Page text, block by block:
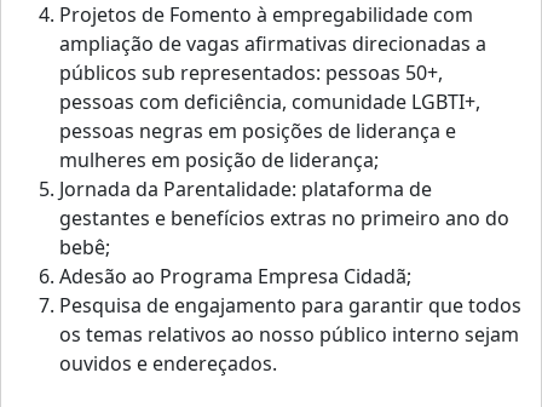
Projetos de Fomento à empregabilidade com
ampliação de vagas afirmativas direcionadas a
públicos sub representados: pessoas 50+,
pessoas com deficiência, comunidade LGBTI+,
pessoas negras em posições de liderança e
mulheres em posição de liderança;
Jornada da Parentalidade: plataforma de
gestantes e benefícios extras no primeiro ano do
bebê;
Adesão ao Programa Empresa Cidadã;
Pesquisa de engajamento para garantir que todos
os temas relativos ao nosso público interno sejam
ouvidos e endereçados.